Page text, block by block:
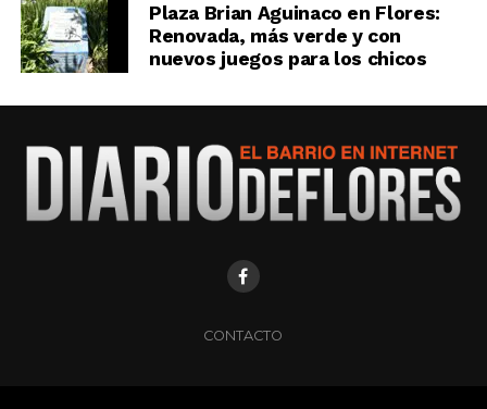
Plaza Brian Aguinaco en Flores:
Renovada, más verde y con
nuevos juegos para los chicos
CONTACTO